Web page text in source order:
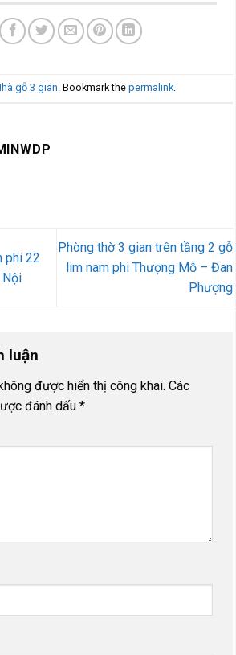
gỗ 3 gian. Bookmark the permalink.
phi 22
Phòng thờ 3 gian trên tầng 2 gỗ
lim nam phi Thượng Mỗ – Đan
Phượng
luận
được hiển thị công khai. Các
đánh dấu *